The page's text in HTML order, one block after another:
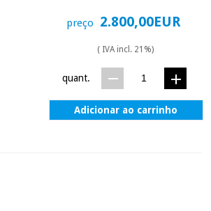
preço 2.800,00EUR
( IVA incl. 21%)
quant.
Adicionar ao carrinho